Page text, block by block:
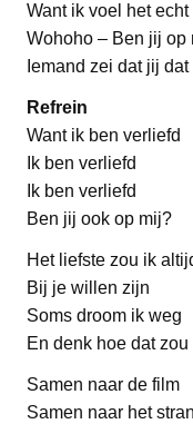
Want ik voel het echt
Wohoho – Ben jij op
Iemand zei dat jij
Refrein
Want ik ben verliefd
Ik ben verliefd
Ik ben verliefd
Ben jij ook op mij?
Het liefste zou ik
Bij je willen zijn
Soms droom ik weg
En denk hoe dat zou
Samen naar de film
Samen naar het